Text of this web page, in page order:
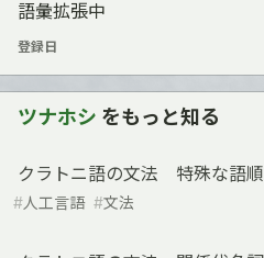
語彙拡張中
登録日
ツナホシ をもっと知る
クラトニ語の文法 特殊な語順
#人工言語 #文法